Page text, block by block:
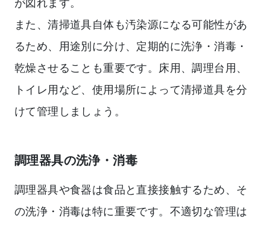
が図れます。
また、清掃道具自体も汚染源になる可能性があ
るため、用途別に分け、定期的に洗浄・消毒・
乾燥させることも重要です。床用、調理台用、
トイレ用など、使用場所によって清掃道具を分
けて管理しましょう。
調理器具の洗浄・消毒
調理器具や食器は食品と直接接触するため、そ
の洗浄・消毒は特に重要です。不適切な管理は